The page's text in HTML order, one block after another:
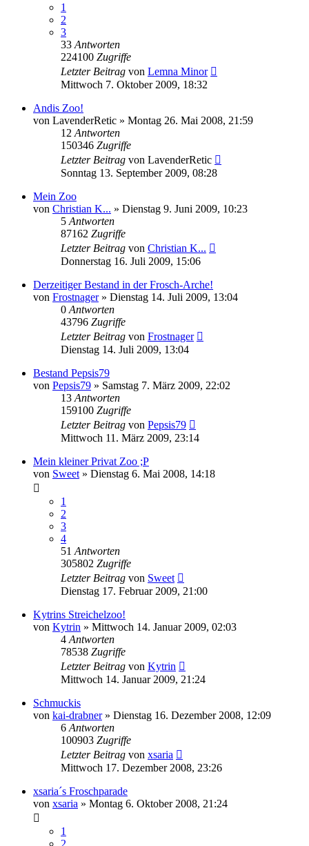
1
2
3
33 Antworten
224100 Zugriffe
Letzter Beitrag von Lemna Minor
Mittwoch 7. Oktober 2009, 18:32
Andis Zoo!
von LavenderRetic » Montag 26. Mai 2008, 21:59
12 Antworten
150346 Zugriffe
Letzter Beitrag von LavenderRetic
Sonntag 13. September 2009, 08:28
Mein Zoo
von Christian K... » Dienstag 9. Juni 2009, 10:23
5 Antworten
87162 Zugriffe
Letzter Beitrag von Christian K...
Donnerstag 16. Juli 2009, 15:06
Derzeitiger Bestand in der Frosch-Arche!
von Frostnager» Dienstag 14. Juli 2009, 13:04
0 Antworten
43796 Zugriffe
Letzter Beitrag von Frostnager
Dienstag 14. Juli 2009, 13:04
Bestand Pepsis79
von Pepsis79 » Samstag 7. März 2009, 22:02
13 Antworten
159100 Zugriffe
Letzter Beitrag von Pepsis79
Mittwoch 11. März 2009, 23:14
Mein kleiner Privat Zoo ;P
von Sweet » Dienstag 6. Mai 2008, 14:18
1
2
3
4
51 Antworten
305802 Zugriffe
Letzter Beitrag von Sweet
Dienstag 17. Februar 2009, 21:00
Kytrins Streichelzoo!
von Kytrin » Mittwoch 14. Januar 2009, 02:03
4 Antworten
78538 Zugriffe
Letzter Beitrag von Kytrin
Mittwoch 14. Januar 2009, 21:24
Schmuckis
von kai-drabner» Dienstag 16. Dezember 2008, 12:09
6 Antworten
100903 Zugriffe
Letzter Beitrag von xsaria
Mittwoch 17. Dezember 2008, 23:26
xsaria´s Froschparade
von xsaria » Montag 6. Oktober 2008, 21:24
1
2